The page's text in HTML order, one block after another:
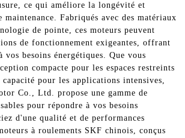
ce qui améliore la longévité et
maintenance. Fabriqués avec des matériaux
de pointe, ces moteurs peuvent
de fonctionnement exigeantes, offrant
besoins énergétiques. Que vous
compacte pour les espaces restreints
pour les applications intensives,
Co., Ltd. propose une gamme de
pour répondre à vos besoins
d'une qualité et de performances
à roulements SKF chinois, conçus